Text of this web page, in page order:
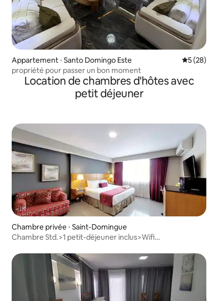
Appartement ⋅ Santo Domingo Este
5 (28)
propriété pour passer un bon moment
Location de chambres d'hôtes avec
petit déjeuner
Chambre privée ⋅ Saint-Domingue
Chambre Std.>1 petit-déjeuner inclus>Wifi